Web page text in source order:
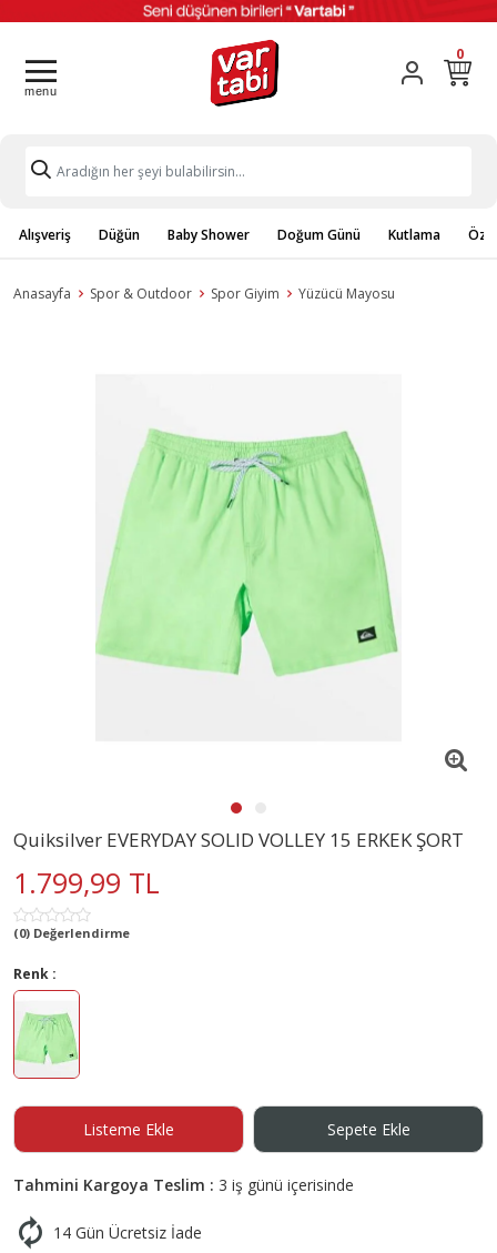
0
Alışveriş Düğün Baby Shower Doğum Günü Kutlama
Anasayfa Spor & Outdoor Spor Giyim Yüzücü Mayosu
Quiksilver EVERYDAY SOLID VOLLEY 15 ERKEK ŞORT
1.799,99 TL
(0) Değerlendirme
Renk :
Listeme Ekle Sepete Ekle
Tahmini Kargoya Teslim : 3 iş günü içerisinde
14 Gün Ücretsiz İade